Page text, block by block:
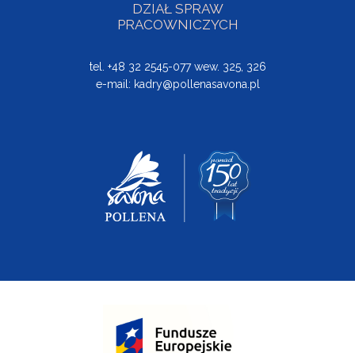
DZIAŁ SPRAW
PRACOWNICZYCH
tel. +48 32 2545-077 wew. 325, 326
e-mail: kadry@pollenasavona.pl